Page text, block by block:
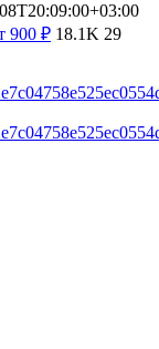
900 ₽ 18.1K 29